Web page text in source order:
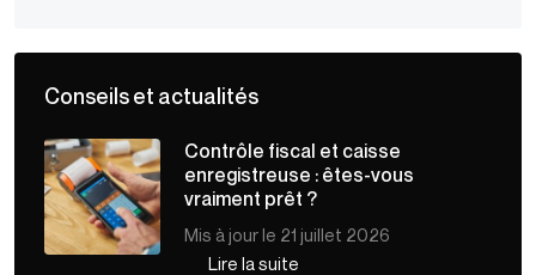
Conseils et actualités
Contrôle fiscal et caisse
enregistreuse : êtes-vous
vraiment prêt ?
Mis à jour le 21 juillet 2026
Lire la suite